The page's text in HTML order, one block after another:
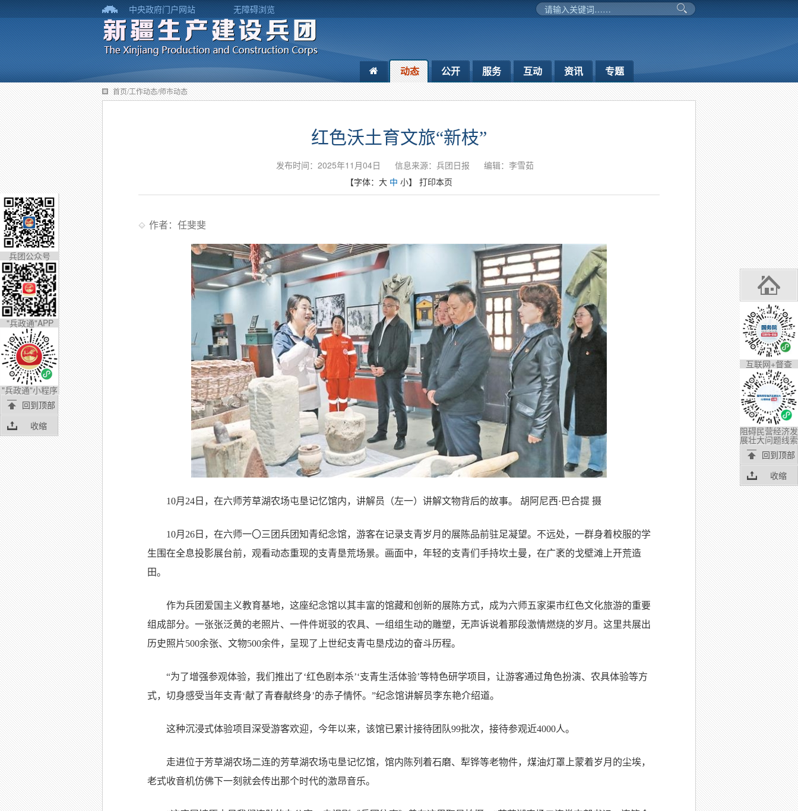
中央政府门户网站 无障碍浏览
动态 公开 服务 互动 资讯 专题
首页/工作动态/师市动态
红色沃土育文旅“新枝”
发布时间：2025年11月04日 信息来源：兵团日报
编辑：李雪茹
【字体： 大 中 小】 打印本页
作者：任斐斐
10月24日，在六师芳草湖农场屯垦记忆馆内，讲解员（左一）讲解文物背后的故事。 胡阿尼西·巴合提 摄
10月26日，在六师一〇三团兵团知青纪念馆，游客在记录支青岁月的展陈品前驻足凝望。不远处，一群身着校服的学
生围在全息投影展台前，观看动态重现的支青垦荒场景。画面中，年轻的支青们手持坎土曼，在广袤的戈壁滩上开荒造
田。
作为兵团爱国主义教育基地，这座纪念馆以其丰富的馆藏和创新的展陈方式，成为六师五家渠市红色文化旅游的重要
组成部分。一张张泛黄的老照片、一件件斑驳的农具、一组组生动的雕塑，无声诉说着那段激情燃烧的岁月。这里共展出
历史照片500余张、文物500余件，呈现了上世纪支青屯垦戍边的奋斗历程。
“为了增强参观体验，我们推出了‘红色剧本杀’‘支青生活体验’等特色研学项目，让游客通过角色扮演、农具体验等方
式，切身感受当年支青‘献了青春献终身’的赤子情怀。”纪念馆讲解员李东艳介绍道。
这种沉浸式体验项目深受游客欢迎，今年以来，该馆已累计接待团队99批次，接待参观近4000人。
走进位于芳草湖农场二连的芳草湖农场屯垦记忆馆，馆内陈列着石磨、犁铧等老物件，煤油灯罩上蒙着岁月的尘埃，
老式收音机仿佛下一刻就会传出那个时代的激昂音乐。
互联网+督查
阻碍民营经济发
展壮大问题线索
回到顶部
收缩
兵团公众号
"兵政通"APP
"兵政通"小程序
回到顶部
收缩